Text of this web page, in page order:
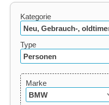
Kategorie
Neu, Gebrauch-, oldtimer
Type
Personen
Marke
BMW